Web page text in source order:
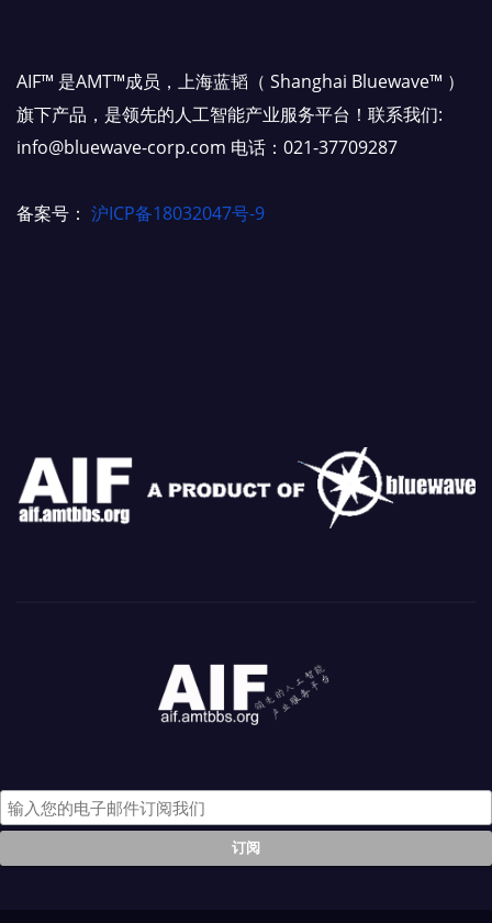
AIF™ 是AMT™成员，上海蓝韬（ Shanghai Bluewave™ ）
旗下产品，是领先的人工智能产业服务平台！联系我们:
info@bluewave-corp.com 电话：021-37709287
备案号： 沪ICP备18032047号-9